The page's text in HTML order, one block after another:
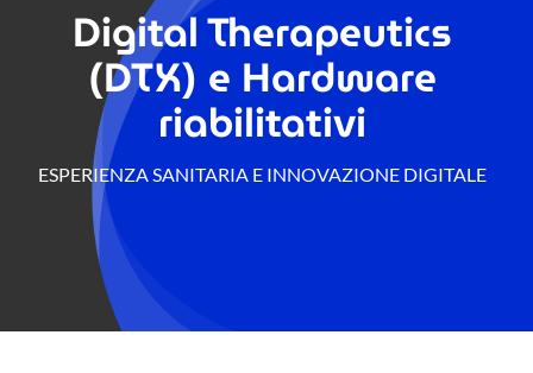
Digital Therapeutics
(DTX) e Hardware
riabilitativi
ESPERIENZA SANITARIA E INNOVAZIONE DIGITALE